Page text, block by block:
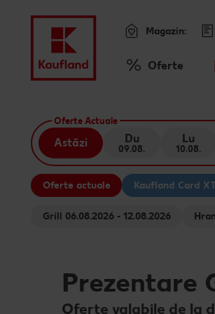
Meniu Oferte
Magazin:
Oferte Actuale
Astăzi Du
09.08.
Lu
10.08.
Oferte actuale Kaufland Card
Grill 06.08.2026 - 12.08.2026
Prezentare
Oferte valabile de la